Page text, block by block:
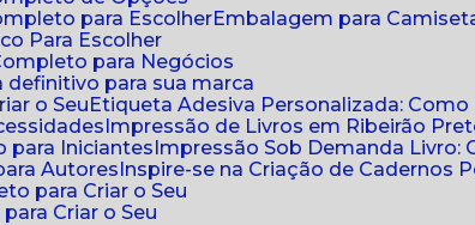
para Escolher
Embalagem para
Para Escolher
para Negócios
definitivo para sua marca
o Seu
Etiqueta Adesiva Personalizada:
Impressão de Livros em Ribeirão
para Iniciantes Impressão Sob Demanda Livro:
Autores Inspire-se na Criação de Cadernos
para Criar o Seu
Criar o Seu